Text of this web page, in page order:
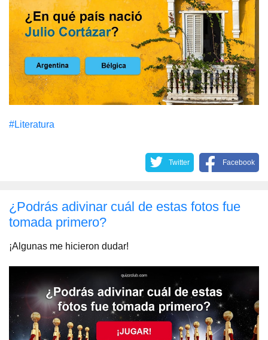
#Literatura
Twitter Facebook
¿Podrás adivinar cuál de estas fotos fue
tomada primero?
¡Algunas me hicieron dudar!